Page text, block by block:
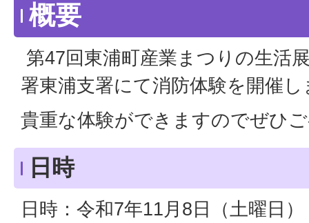
概要
第47回東浦町産業まつりの生活
署東浦支署にて消防体験を開催し
貴重な体験ができますのでぜひ
日時
日時：令和7年11月8日（土曜日）